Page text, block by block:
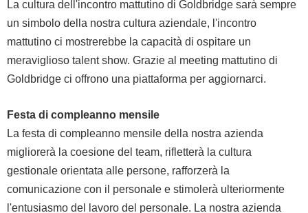
La cultura dell'incontro mattutino di Goldbridge sarà sempre
un simbolo della nostra cultura aziendale, l'incontro
mattutino ci mostrerebbe la capacità di ospitare un
meraviglioso talent show. Grazie al meeting mattutino di
Goldbridge ci offrono una piattaforma per aggiornarci.
Festa di compleanno mensile
La festa di compleanno mensile della nostra azienda
migliorerà la coesione del team, rifletterà la cultura
gestionale orientata alle persone, rafforzerà la
comunicazione con il personale e stimolerà ulteriormente
l'entusiasmo del lavoro del personale. La nostra azienda